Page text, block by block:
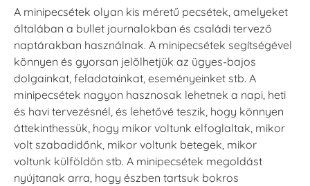
A minipecsétek olyan kis méretű pecsétek, amelyeket
általában a bullet journalokban és családi tervező
naptárakban használnak. A minipecsétek segítségével
könnyen és gyorsan jelölhetjük az ügyes-bajos
dolgainkat, feladatainkat, eseményeinket stb. A
minipecsétek nagyon hasznosak lehetnek a napi, heti
és havi tervezésnél, és lehetővé teszik, hogy könnyen
áttekinthessük, hogy mikor voltunk elfoglaltak, mikor
volt szabadidőnk, mikor voltunk betegek, mikor
voltunk külföldön stb. A minipecsétek megoldást
nyújtanak arra, hogy észben tartsuk bokros